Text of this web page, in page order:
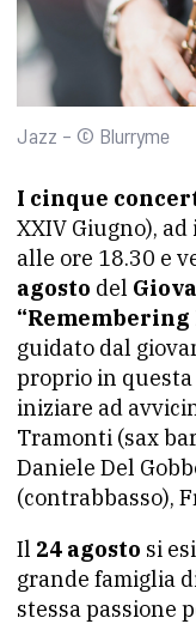
Jazz – © Blurryme
I cinque
XXIV Giugno),
alle ore 18.30 e
agosto del
“Remembering
guidato dal
proprio in
iniziare ad
Tramonti (sax
Daniele Del
(contrabbasso),
Il 24 agosto si
grande famiglia
stessa passione